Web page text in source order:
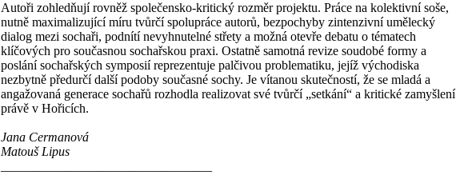
Autoři zohledňují rovněž společensko-kritický rozměr projektu. Práce na kolektivní soše,
nutně maximalizující míru tvůrčí spolupráce autorů, bezpochyby zintenzivní umělecký
dialog mezi sochaři, podnítí nevyhnutelné střety a možná otevře debatu o tématech
klíčových pro současnou sochařskou praxi. Ostatně samotná revize soudobé formy a
poslání sochařských symposií reprezentuje palčivou problematiku, jejíž východiska
nezbytně předurčí další podoby současné sochy. Je vítanou skutečností, že se mladá a
angažovaná generace sochařů rozhodla realizovat své tvůrčí „setkání“ a kritické zamyšlení
právě v Hořicích.
Jana Cermanová
Matouš Lipus